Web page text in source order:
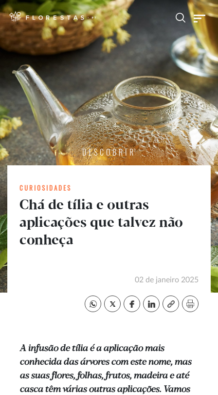
DESCOBRIR
CURIOSIDADES
Chá de tília e outras
aplicações que talvez não
conheça
02 de janeiro 2025
A infusão de tília é a aplicação mais
conhecida das árvores com este nome, mas
as suas flores, folhas, frutos, madeira e até
casca têm várias outras aplicações. Vamos